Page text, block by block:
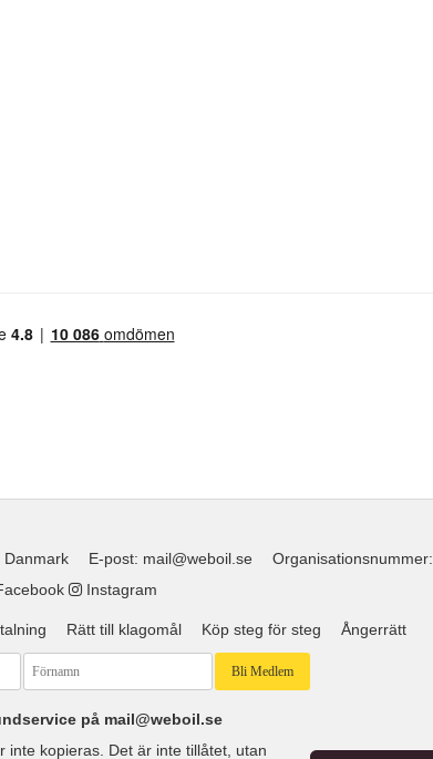
Danmark E-post: mail@weboil.se Organisationsnummer:
Instagram
Rätt till klagomål Köp steg för steg Ångerrätt
på mail@weboil.se
inte kopieras. Det är inte tillåtet, utan